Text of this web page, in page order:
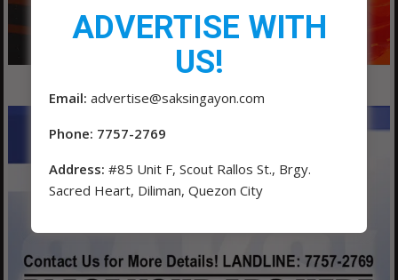
ADVERTISE WITH
US!
Email: advertise@saksingayon.com
Phone: 7757-2769
Address: #85 Unit F, Scout Rallos St., Brgy.
Sacred Heart, Diliman, Quezon City